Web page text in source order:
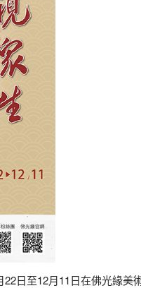
日至12月11日在佛光緣美